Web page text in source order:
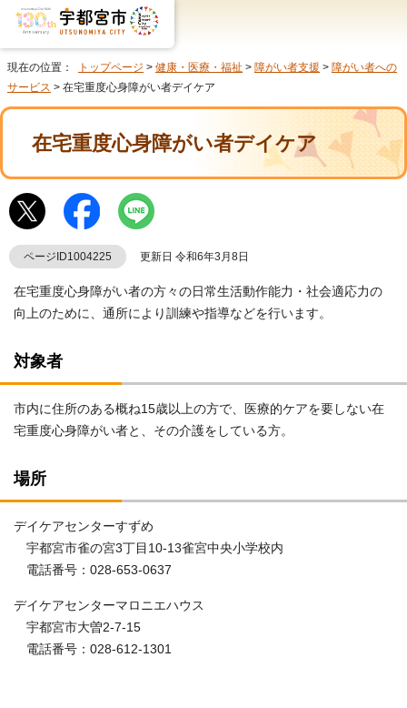
現在の位置： トップページ > 健康・医療・福祉 > 障がい者支援 > 障がい者への
サービス > 在宅重度心身障がい者デイケア
在宅重度心身障がい者デイケア
ページID1004225 更新日 令和6年3月8日
在宅重度心身障がい者の方々の日常生活動作能力・社会適応力の
向上のために、通所により訓練や指導などを行います。
対象者
市内に住所のある概ね15歳以上の方で、医療的ケアを要しない在
宅重度心身障がい者と、その介護をしている方。
場所
デイケアセンターすずめ
宇都宮市雀の宮3丁目10-13雀宮中央小学校内
電話番号：028-653-0637
デイケアセンターマロニエハウス
宇都宮市大曽2-7-15
電話番号：028-612-1301